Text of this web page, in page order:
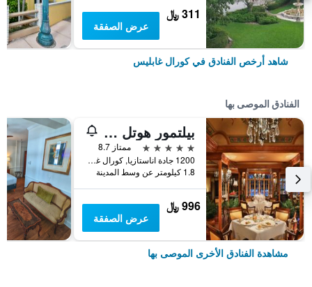
311 ﷼
عرض الصفقة
شاهد أرخص الفنادق في كورال غابليس
الفنادق الموصى بها
بيلتمور هوتل - ميامي - كورال جابلز
5 نجوم
ممتاز 8.7
1200 جادة اناستازيا, كورال غابليس, FL, الولايات المتحدة الأميريكية
1.8 كيلومتر عن وسط المدينة
996 ﷼
عرض الصفقة
مشاهدة الفنادق الأخرى الموصى بها